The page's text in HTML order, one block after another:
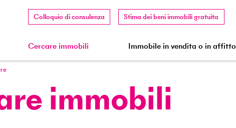
Colloquio di consulenza Stima dei beni immobili gratuita
Cercare immobili Immobile in vendita o in affitto
immobili